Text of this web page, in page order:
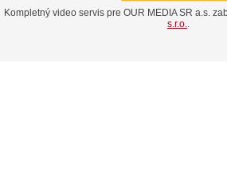
Kompletný video servis pre OUR MEDIA SR a.s.
s.r.o..